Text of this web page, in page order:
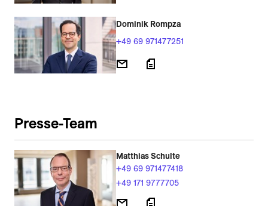
Dominik Rompza
+49 69 971477251
Presse-Team
Matthias Schulte
+49 69 971477418
+49 171 9777705